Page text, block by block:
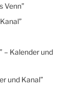
Venn”
– Kalender und
und Kanal”